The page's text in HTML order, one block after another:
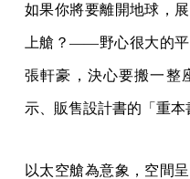
如果你將要離開地球，
上艙？——野心很大的
張軒豪，決心要搬一整
示、販售設計書的「重本
以太空艙為意象，空間